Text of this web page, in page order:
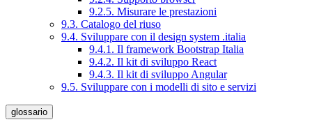
9.2.5. Misurare le prestazioni
9.3. Catalogo del riuso
9.4. Sviluppare con il design system .italia
9.4.1. Il framework Bootstrap Italia
9.4.2. Il kit di sviluppo React
9.4.3. Il kit di sviluppo Angular
9.5. Sviluppare con i modelli di sito e servizi
glossario